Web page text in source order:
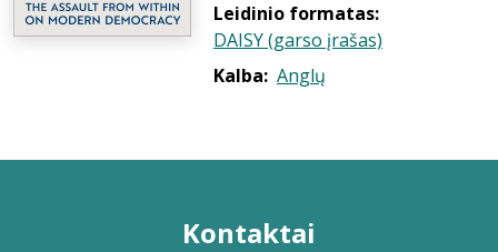
Leidinio formatas:
DAISY (garso įrašas)
Kalba: Anglų
Kontaktai